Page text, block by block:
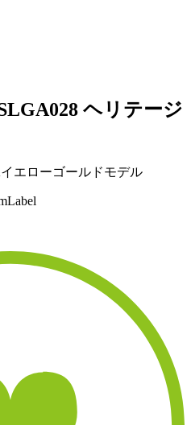
ヘリテージ
エローゴールドモデル